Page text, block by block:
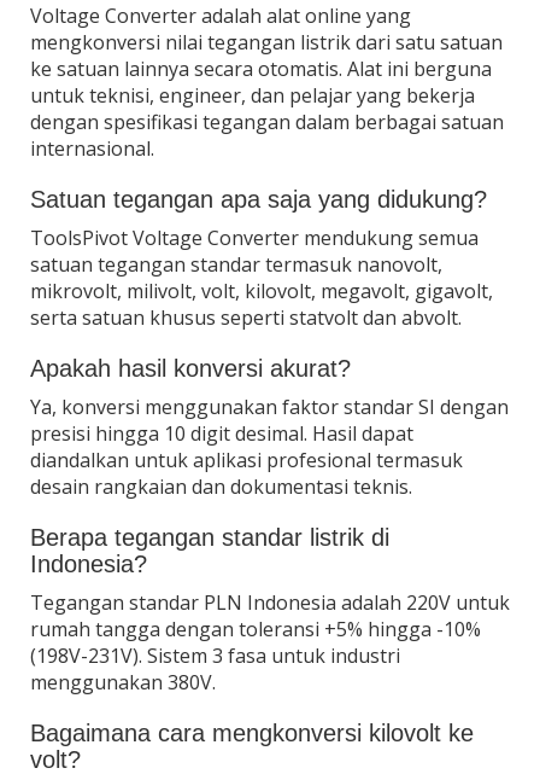
Voltage Converter adalah alat online yang
mengkonversi nilai tegangan listrik dari satu satuan
ke satuan lainnya secara otomatis. Alat ini berguna
untuk teknisi, engineer, dan pelajar yang bekerja
dengan spesifikasi tegangan dalam berbagai satuan
internasional.
Satuan tegangan apa saja yang didukung?
ToolsPivot Voltage Converter mendukung semua
satuan tegangan standar termasuk nanovolt,
mikrovolt, milivolt, volt, kilovolt, megavolt, gigavolt,
serta satuan khusus seperti statvolt dan abvolt.
Apakah hasil konversi akurat?
Ya, konversi menggunakan faktor standar SI dengan
presisi hingga 10 digit desimal. Hasil dapat
diandalkan untuk aplikasi profesional termasuk
desain rangkaian dan dokumentasi teknis.
Berapa tegangan standar listrik di
Indonesia?
Tegangan standar PLN Indonesia adalah 220V untuk
rumah tangga dengan toleransi +5% hingga -10%
(198V-231V). Sistem 3 fasa untuk industri
menggunakan 380V.
Bagaimana cara mengkonversi kilovolt ke
volt?